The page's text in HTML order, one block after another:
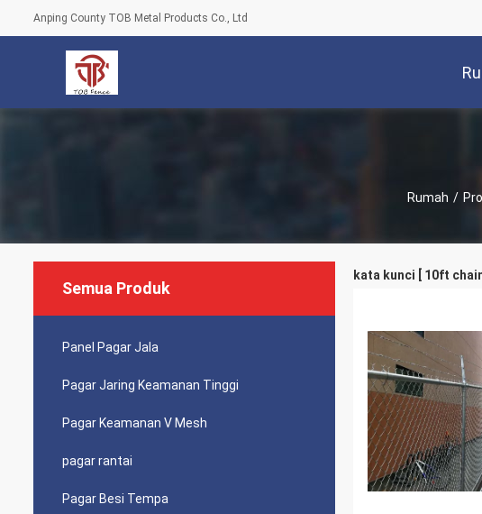
Anping County TOB Metal Products Co., Ltd
Rumah /
Semua Produk
Panel Pagar Jala
Pagar Jaring Keamanan Tinggi
Pagar Keamanan V Mesh
pagar rantai
Pagar Besi Tempa
kata kunci [ 10ft